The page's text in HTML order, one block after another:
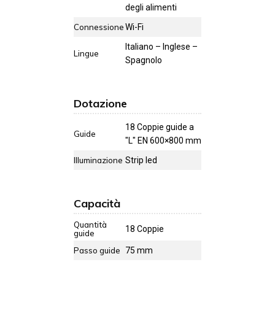
degli alimenti
ConnessioneWi-Fi
Lingue
Italiano – Inglese –
Spagnolo
Dotazione
Guide
18 Coppie guide a
"L" EN 600×800 mm
Illuminazione Strip led
Capacità
Quantità
guide
18 Coppie
Passo guide 75 mm